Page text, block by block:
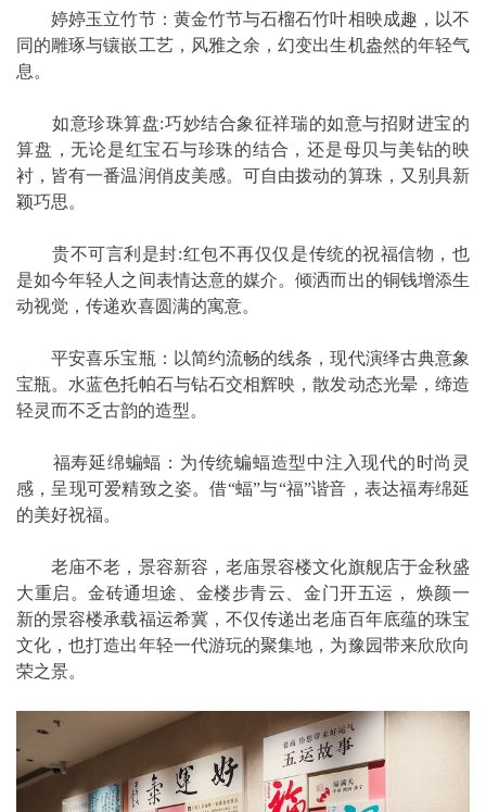
婷婷玉立竹节：黄金竹节与石榴石竹叶相映成趣，以不
同的雕琢与镶嵌工艺，风雅之余，幻变出生机盎然的年轻气
息。
如意珍珠算盘:巧妙结合象征祥瑞的如意与招财进宝的
算盘，无论是红宝石与珍珠的结合，还是母贝与美钻的映
衬，皆有一番温润俏皮美感。可自由拨动的算珠，又别具新
颖巧思。
贵不可言利是封:红包不再仅仅是传统的祝福信物，也
是如今年轻人之间表情达意的媒介。倾洒而出的铜钱增添生
动视觉，传递欢喜圆满的寓意。
平安喜乐宝瓶：以简约流畅的线条，现代演绎古典意象
宝瓶。水蓝色托帕石与钻石交相辉映，散发动态光晕，缔造
轻灵而不乏古韵的造型。
福寿延绵蝙蝠：为传统蝙蝠造型中注入现代的时尚灵
感，呈现可爱精致之姿。借“蝠”与“福”谐音，表达福寿绵延
的美好祝福。
老庙不老，景容新容，老庙景容楼文化旗舰店于金秋盛
大重启。金砖通坦途、金楼步青云、金门开五运， 焕颜一
新的景容楼承载福运希冀，不仅传递出老庙百年底蕴的珠宝
文化，也打造出年轻一代游玩的聚集地，为豫园带来欣欣向
荣之景。